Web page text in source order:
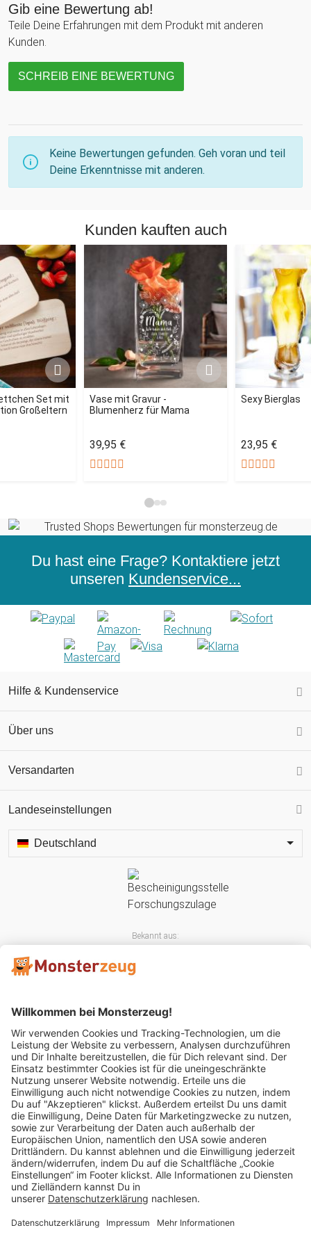
Gib eine Bewertung ab!
Teile Deine Erfahrungen mit dem Produkt mit anderen
Kunden.
SCHREIB EINE BEWERTUNG
Keine Bewertungen gefunden. Geh voran und teil
Deine Erkenntnisse mit anderen.
Kunden kauften auch
Set mit
Großeltern
Vase mit Gravur -
Blumenherz für Mama
39,95 €
Sexy Bierglas
23,95 €
Du hast eine Frage? Kontaktiere jetzt
unseren Kundenservice...
Hilfe & Kundenservice
Über uns
Versandarten
Landeseinstellungen
Deutschland
Bekannt aus:
Mitglied im:
Impressum AGB Widerrufsbelehrung